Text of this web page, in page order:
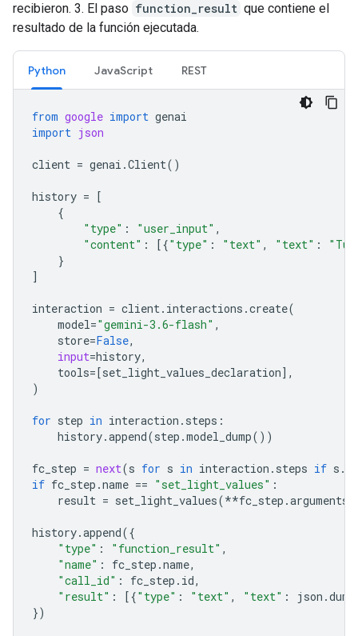
recibieron. 3. El paso function_result que contiene el
resultado de la función ejecutada.
Python JavaScript REST
from google import genai
import json
client = genai .Client()
history =
[
{
"type" : "user_input" ,
"content" : [{"type" : "text" , "text" :
}
]
interaction = client. interactions .create(
model="gemini-3.6-flash" ,
store=False,
input=history,
tools= [set_light_values_declaration],
)
for step in interaction . steps :
history.append(step .model_dump())
fc_step = next(s for s in interaction . steps if s .
if fc_step .name == "set_light_values" :
result = set_light_values(**fc_step .arguments
history.append({
"type" : "function_result" ,
"name" : fc_step .name,
"call_id" : fc_step . id,
"result" : [{"type" : "text" , "text" : json .
})